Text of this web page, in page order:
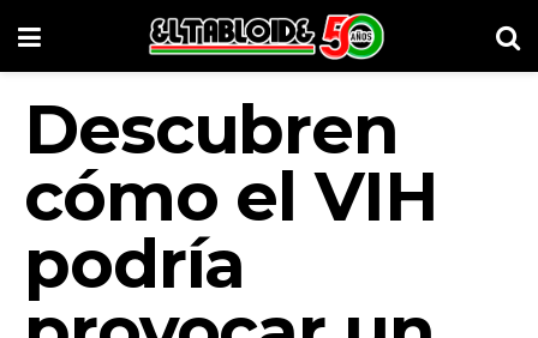
Descubren
cómo el VIH
podría